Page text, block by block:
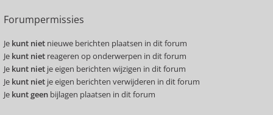
Forumpermissies
Je kunt niet nieuwe berichten plaatsen in dit forum
Je kunt niet reageren op onderwerpen in dit forum
Je kunt niet je eigen berichten wijzigen in dit forum
Je kunt niet je eigen berichten verwijderen in dit forum
Je kunt geen bijlagen plaatsen in dit forum